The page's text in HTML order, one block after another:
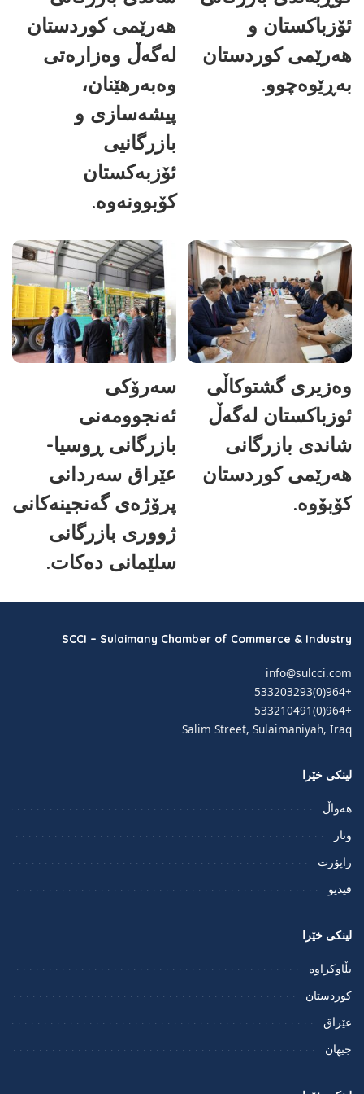
ئۆزباکستان و
هەرێمی کوردستان
بەڕێوەچوو.
هەرێمی کوردستان
لەگەڵ وەزارەتی
وەبەرهێنان،
پیشەسازی و
بازرگانیی
ئۆزبەکستان
کۆبوونەوە.
وەزیری گشتوکاڵی
ئوزباکستان لەگەڵ
شاندی بازرگانی
هەرێمی کوردستان
کۆبۆوە.
سەرۆکی
ئەنجوومەنی
بازرگانی ڕوسیا-
عێراق سەردانی
پرۆژەی گەنجینەکانی
ژووری بازرگانی
سلێمانی دەکات.
SCCI – Sulaimany Chamber of Commerce & Industry
info@sulcci.com
+964(0)533203293
+964(0)533210491
Salim Street, Sulaimaniyah, Iraq
لینکی خێرا
هەواڵ
وتار
راپۆرت
فيديو
لینکی خێرا
بڵاوکراوە
کوردستان
عێراق
جیهان